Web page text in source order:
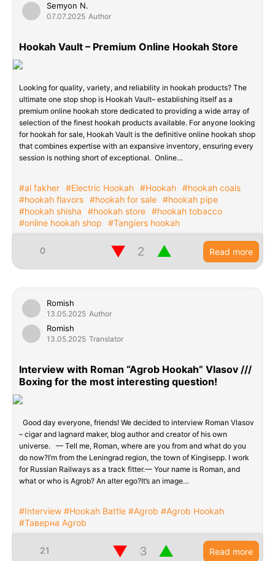
Semyon N.
07.07.2025 Author
Hookah Vault – Premium Online Hookah Store
Looking for quality, variety, and reliability in hookah products? The
ultimate one stop shop is Hookah Vault– establishing itself as a
premium online hookah store dedicated to providing a wide array of
selection of the finest hookah products available. For anyone looking
for hookah for sale, Hookah Vault is the definitive online hookah shop
that combines expertise with an expansive inventory, ensuring every
session is nothing short of exceptional. Online…
#al fakher #Electric Hookah #Hookah #hookah coals
#hookah flavors #hookah for sale #hookah pipe
#hookah shisha
#hookah store #hookah tobacco
#online hookah shop
#Tangiers hookah
0 ▲
▼ Read more
Romish
13.05.2025 Author
Romish
13.05.2025 Translator
Interview with Roman “Agrob Hookah” Vlasov ///
Boxing for the most interesting question!
Good day everyone, friends! We decided to interview Roman Vlasov
– cigar and lagnard maker, blog author and creator of his own
universe. — Tell me, Roman, where are you from and what do you
do now?I’m from the Leningrad region, the town of Kingisepp. I work
for Russian Railways as a track fitter.— Your name is Roman, and
what or who is Agrob? An alter ego?It’s an image…
#Interview #Hookah Battle #Agrob #Agrob Hookah
#Таверна Agrob
21 ▲
▼ Read more